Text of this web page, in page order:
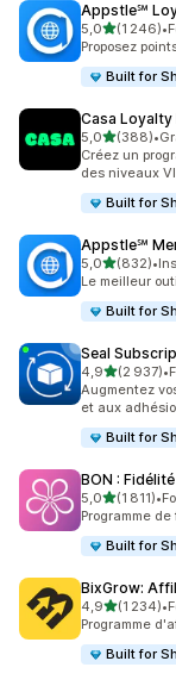
Appstle℠
5,0étoile(s)
(1 246)
1246 avis au•
Proposez
Built for
Casa Loyalty
5,0étoile(s)
(388)
388 avis au•
Créez un
des niveaux
Built for
Appstle℠
5,0étoile(s)
(832)
832 avis au•
Le meilleur
Built for
Seal
4,9étoile(s)
(2 937)
2937 avis au•
Augmentez
et aux
Built for
BON :
5,0étoile(s)
(1 811)
1811 avis au•
Programme
Built for
BixGrow:
4,9étoile(s)
(1 234)
1234 avis au•
Programme
Built for